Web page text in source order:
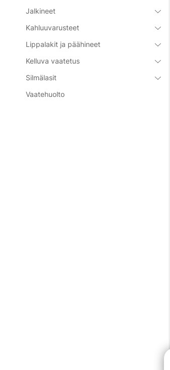
Jalkineet
Kahluuvarusteet
Lippalakit ja päähineet
Kelluva vaatetus
Silmälasit
Vaatehuolto